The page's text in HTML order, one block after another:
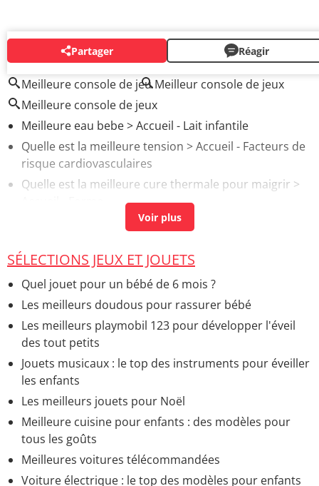
Partager Réagir
AUTOUR DU MÊME SUJET
Meilleure console de jeu Meilleur console de jeux
Meilleure console de jeux
Meilleure eau bebe> Accueil - Lait infantile
Quelle est la meilleure tension > Accueil - Facteurs de
risque cardiovasculaires
Quelle est la meilleure cure thermale pour maigrir >
> Accueil - Equipement bébé à la
Meilleure couche bebe > Accueil - Conseils bébé
SÉLECTIONS JEUX ET JOUETS
Quel jouet pour un bébé de 6 mois ?
Les meilleurs doudous pour rassurer bébé
Les meilleurs playmobil 123 pour développer l'éveil
des tout petits
Jouets musicaux : le top des instruments pour éveiller
les enfants
Les meilleurs jouets pour Noël
Meilleure cuisine pour enfants : des modèles pour
tous les goûts
Meilleures voitures télécommandées
Voiture électrique : le top des modèles pour enfants